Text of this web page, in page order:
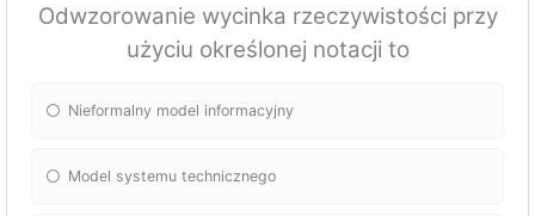
Odwzorowanie wycinka rzeczywistości przy
użyciu określonej notacji to
Nieformalny model informacyjny
Model systemu technicznego